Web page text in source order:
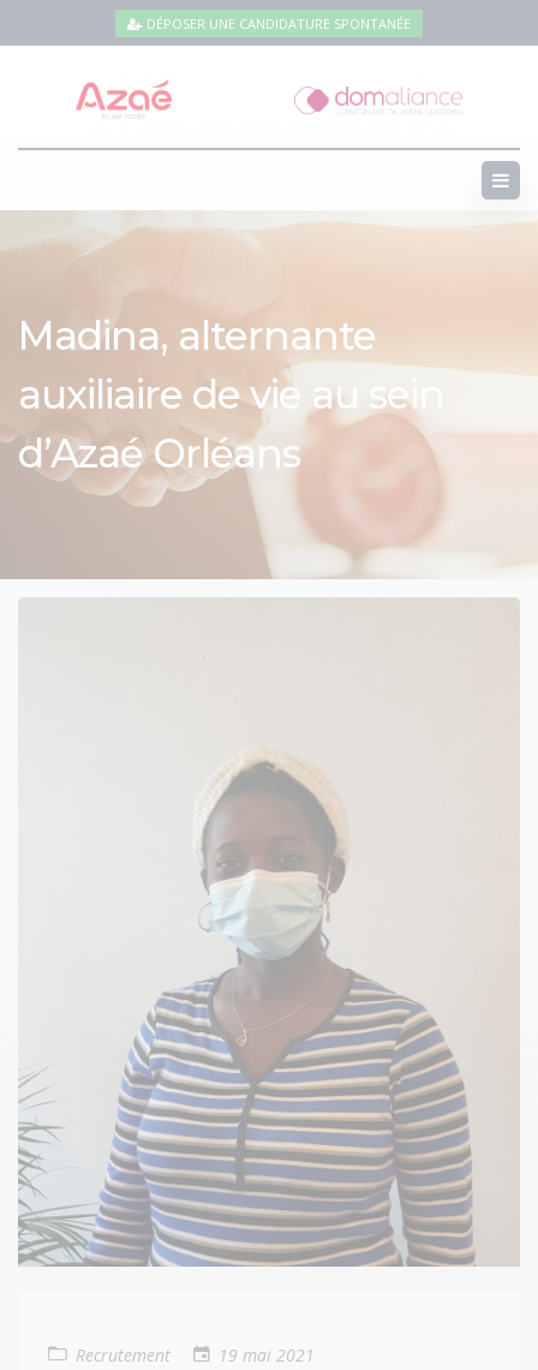
DÉPOSER UNE CANDIDATURE SPONTANÉE
Madina, alternante
auxiliaire de vie au sein
d’Azaé Orléans
Recrutement 19 mai 2021